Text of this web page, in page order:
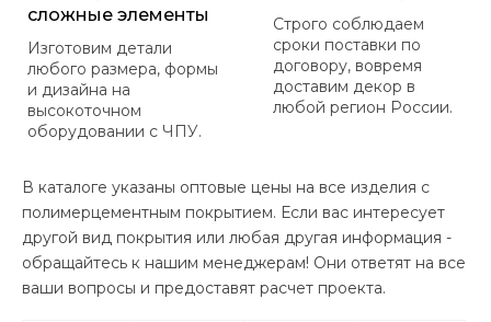
сложные элементы
Изготовим детали
любого размера, формы
и дизайна на
высокоточном
оборудовании с ЧПУ.
Строго соблюдаем
сроки поставки по
договору, вовремя
доставим декор в
любой регион России.
В каталоге указаны оптовые цены на все изделия с
полимерцементным покрытием. Если вас интересует
другой вид покрытия или любая другая информация -
обращайтесь к нашим менеджерам! Они ответят на все
ваши вопросы и предоставят расчет проекта.